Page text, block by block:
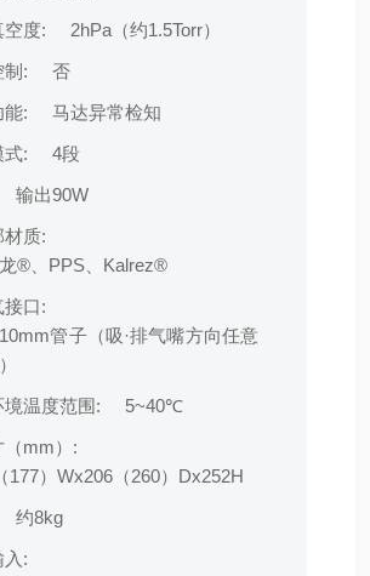
空度:
2hPa（约1.5Torr）
制:
否
能:
马达异常检知
式:
4段
输出90W
材质:
®、PPS、Kalrez®
接口:
管子（吸·排气嘴方向任意
境温度范围:
5~40℃
（mm）:
177）Wx206（260）Dx252H
约8kg
入: